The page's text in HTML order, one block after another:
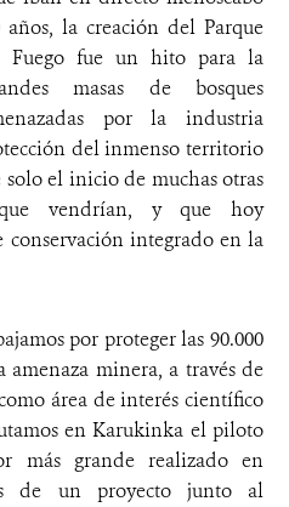
la creación del Parque
Fuego fue un hito para la
masas de bosques
por la industria
del inmenso territorio
solo el inicio de muchas otras
vendrían, y que hoy
integrado en la
por proteger las 90.000
amenaza minera, a través de
área de interés científico
en Karukinka el piloto
más grande realizado en
de un proyecto junto al